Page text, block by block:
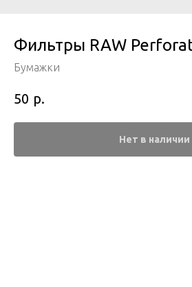
Фильтры RAW
Бумажки
50 р.
Нет в наличии